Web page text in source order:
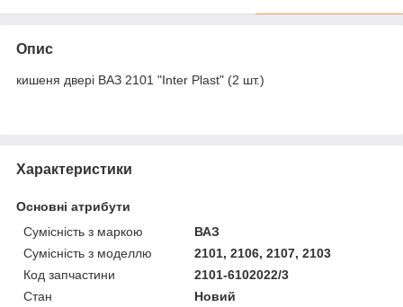
Опис
кишеня двері ВАЗ 2101 "Inter Plast" (2 шт.)
Характеристики
Основні атрибути
Сумісність з маркою
ВАЗ
Сумісність з моделлю
2101, 2106, 2107, 2103
Код запчастини
2101-6102022/3
Стан
Новий